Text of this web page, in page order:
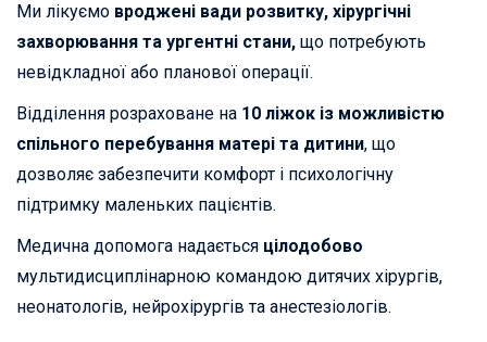
Ми лікуємо вроджені вади розвитку, хірургічні
захворювання та ургентні стани, що потребують
невідкладної або планової операції.
Відділення розраховане на 10 ліжок із можливістю
спільного перебування матері та дитини, що
дозволяє забезпечити комфорт і психологічну
підтримку маленьких пацієнтів.
Медична допомога надається цілодобово
мультидисциплінарною командою дитячих хірургів,
неонатологів, нейрохірургів та анестезіологів.